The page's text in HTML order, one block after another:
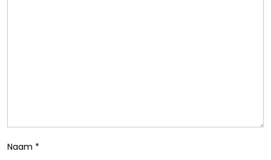
Naam *